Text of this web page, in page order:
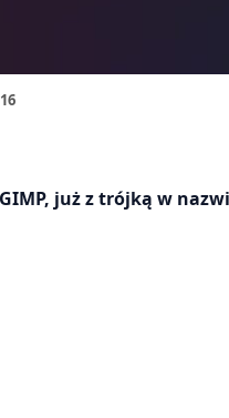
już z trójką w